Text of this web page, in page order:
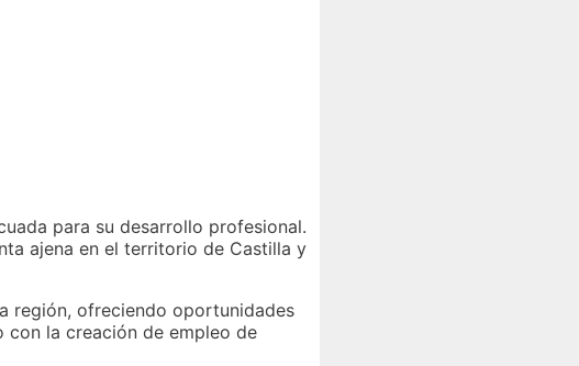
para su desarrollo profesional.
ajena en el territorio de Castilla y
región, ofreciendo oportunidades
con la creación de empleo de